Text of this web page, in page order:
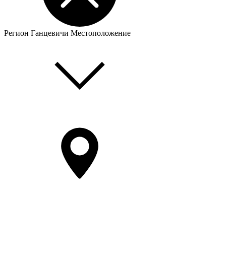
Регион Ганцевичи Местоположение